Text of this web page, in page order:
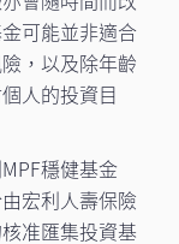
可能並非適合
，以及除年齡
人的投資目
穩健基金
宏利人壽保險
准匯集投資基